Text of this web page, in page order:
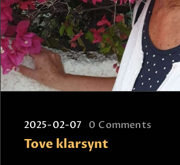
2025-02-07 0 Comments
Tove klarsynt